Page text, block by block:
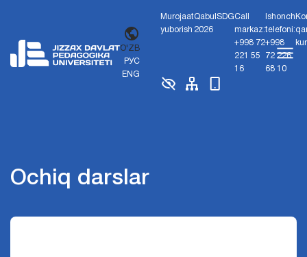
O'ZB
РУС
ENG
Murojaat
yuborish
Qabul
2026
SDGCall
markaz:
+998 72
221 55
16
Ishonch
telefoni:
+998
72 226
68 10
Ochiq darslar